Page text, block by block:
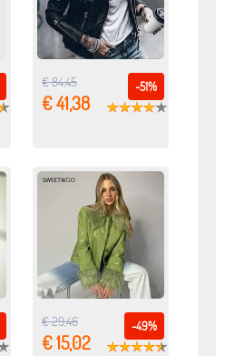
-51%
€ 84,45
€ 41,38
-49%
€ 29,46
€ 15,02